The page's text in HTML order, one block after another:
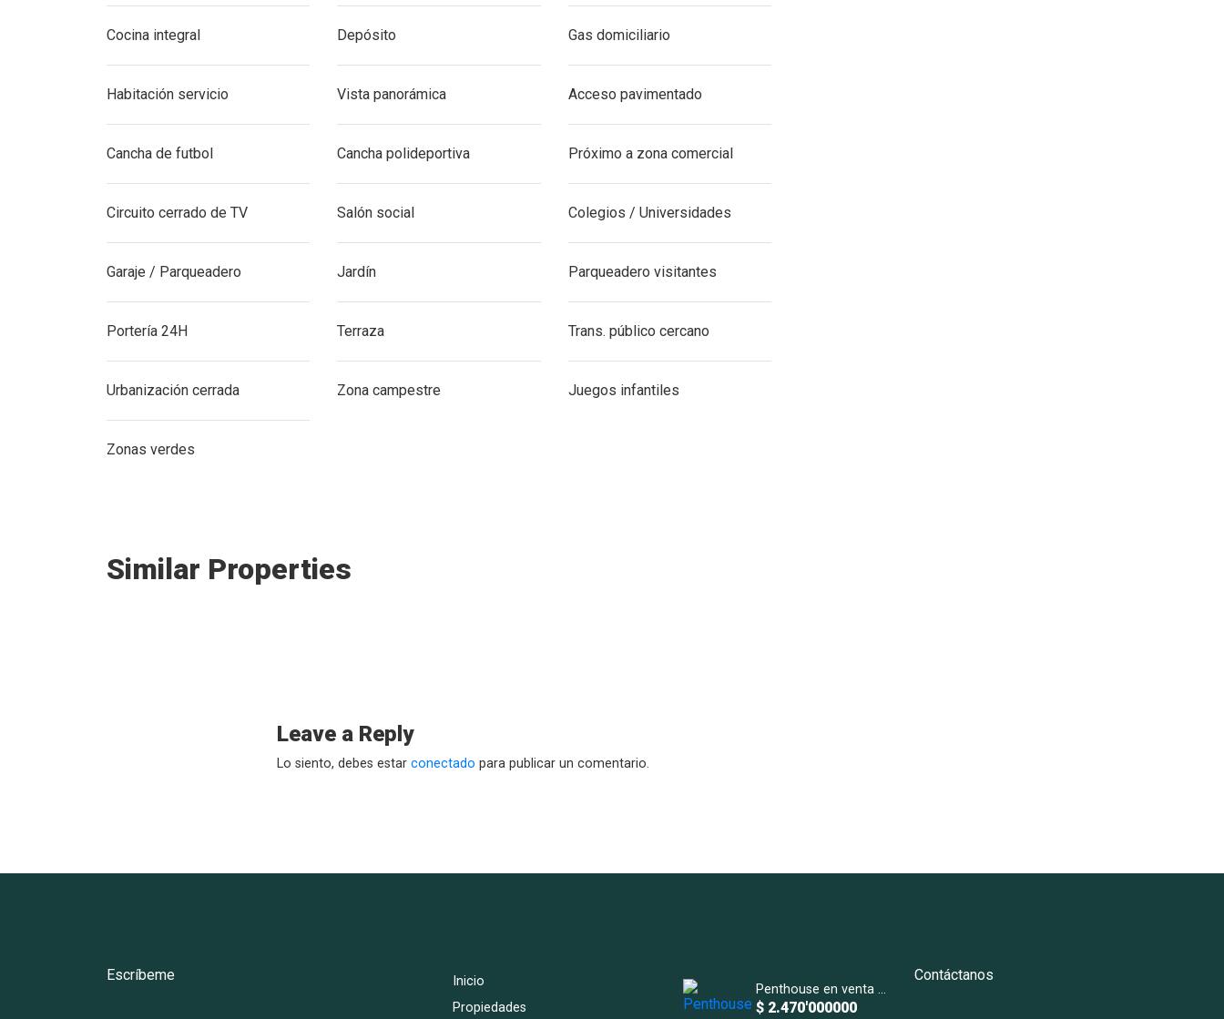
Cocina integral Depósito Gas domiciliario
Habitación servicio Vista panorámica Acceso pavimentado
Cancha de futbol Cancha polideportiva Próximo a zona comercial
Circuito cerrado de TV Salón social Colegios / Universidades
Garaje / Parqueadero Jardín Parqueadero visitantes
Portería 24H Terraza Trans. público cercano
Urbanización cerrada Zona campestre Juegos infantiles
Zonas verdes
Similar Properties
Leave a Reply
Lo siento, debes estar conectado para publicar un comentario.
Escríbeme
Inicio
Propiedades
Penthouse en venta We New Home
$ 2.470'000000
Contáctanos